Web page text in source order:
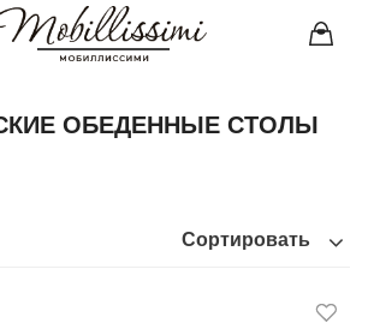
ОБЕДЕННЫЕ СТОЛЫ
Сортировать